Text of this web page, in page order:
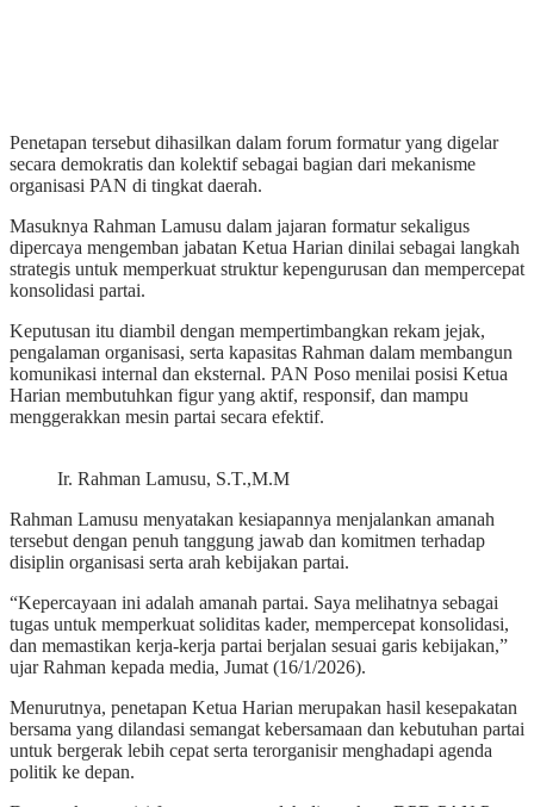
Penetapan tersebut dihasilkan dalam forum formatur yang digelar
secara demokratis dan kolektif sebagai bagian dari mekanisme
organisasi PAN di tingkat daerah.
Masuknya Rahman Lamusu dalam jajaran formatur sekaligus
dipercaya mengemban jabatan Ketua Harian dinilai sebagai langkah
strategis untuk memperkuat struktur kepengurusan dan mempercepat
konsolidasi partai.
Keputusan itu diambil dengan mempertimbangkan rekam jejak,
pengalaman organisasi, serta kapasitas Rahman dalam membangun
komunikasi internal dan eksternal. PAN Poso menilai posisi Ketua
Harian membutuhkan figur yang aktif, responsif, dan mampu
menggerakkan mesin partai secara efektif.
Ir. Rahman Lamusu, S.T.,M.M
Rahman Lamusu menyatakan kesiapannya menjalankan amanah
tersebut dengan penuh tanggung jawab dan komitmen terhadap
disiplin organisasi serta arah kebijakan partai.
“Kepercayaan ini adalah amanah partai. Saya melihatnya sebagai
tugas untuk memperkuat soliditas kader, mempercepat konsolidasi,
dan memastikan kerja-kerja partai berjalan sesuai garis kebijakan,”
ujar Rahman kepada media, Jumat (16/1/2026).
Menurutnya, penetapan Ketua Harian merupakan hasil kesepakatan
bersama yang dilandasi semangat kebersamaan dan kebutuhan partai
untuk bergerak lebih cepat serta terorganisir menghadapi agenda
politik ke depan.